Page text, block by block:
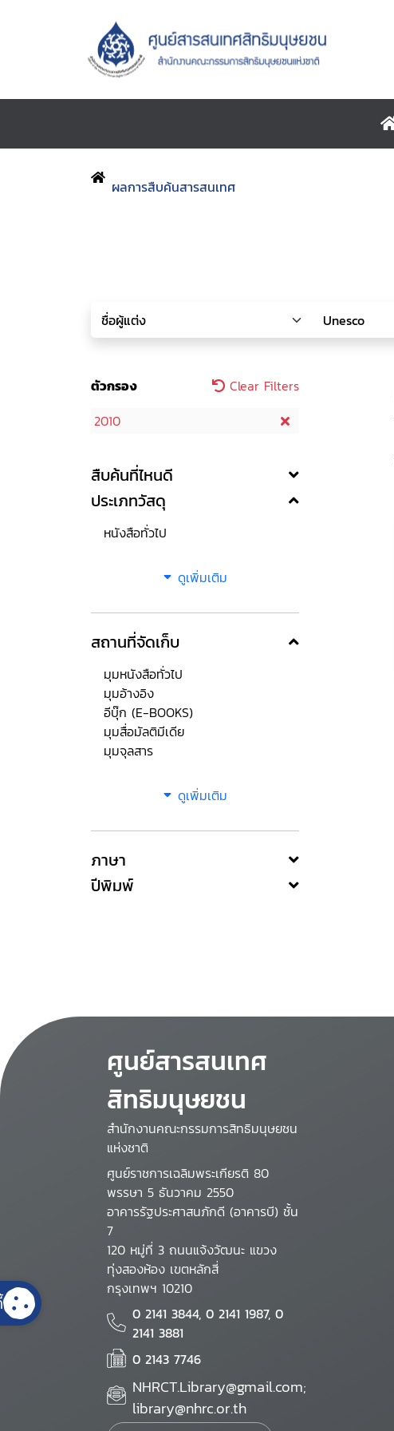
ผลการสืบค้นสารสนเทศ
ตัวกรอง
Clear Filters
2010
สืบค้นที่ไหนดี
ประเภทวัสดุ
หนังสือทั่วไป
ดูเพิ่มเติม
สถานที่จัดเก็บ
มุมหนังสือทั่วไป
มุมอ้างอิง
อีบุ๊ก (E-BOOKS)
มุมสื่อมัลติมีเดีย
มุมจุลสาร
ดูเพิ่มเติม
ภาษา
ปีพิมพ์
ศูนย์สารสนเทศ
สิทธิมนุษยชน
สำนักงานคณะกรรมการสิทธิมนุษยชน
แห่งชาติ
ศูนย์ราชการเฉลิมพระเกียรติ 80
พรรษา 5 ธันวาคม 2550
อาคารรัฐประศาสนภักดี (อาคารบี) ชั้น
7
120 หมู่ที่ 3 ถนนแจ้งวัฒนะ แขวง
ทุ่งสองห้อง เขตหลักสี่
กรุงเทพฯ 10210
0 2141 3844, 0 2141 1987, 0
2141 3881
0 2143 7746
NHRCT.Library@gmail.com;
library@nhrc.or.th